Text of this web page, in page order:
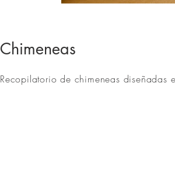
Chimeneas
Recopilatorio de chimeneas diseñadas